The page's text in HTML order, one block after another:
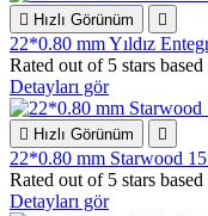
 Hızlı Görünüm 
22*0.80 mm Yıldız
Rated out of 5 stars based
Detayları gör
 Hızlı Görünüm 
22*0.80 mm Starwood
Rated out of 5 stars based
Detayları gör